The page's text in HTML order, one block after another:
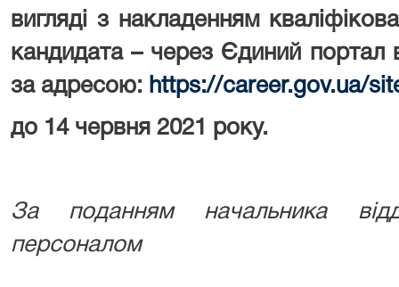
вигляді з накладенням
кандидата – через Єдиний портал
за адресою: https://career.gov.ua/
до 14 червня 2021 року.
За поданням начальника
персоналом